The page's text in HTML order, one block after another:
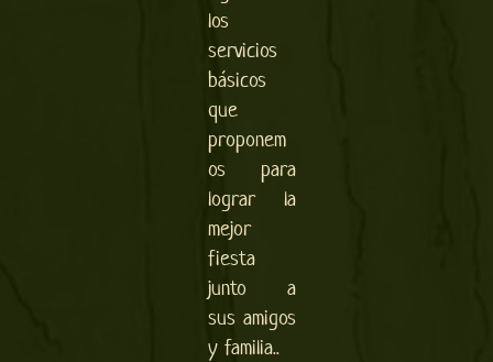
los
servicios
básicos
que
proponem
os para
lograr la
mejor
fiesta
junto a
sus amigos
y familia..